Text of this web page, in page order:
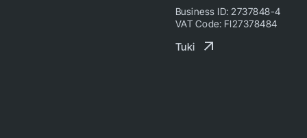
Business ID: 2737848-4
VAT Code: FI27378484
Tuki